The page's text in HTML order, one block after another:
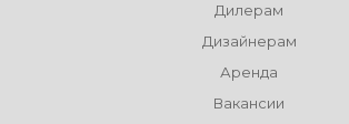
Дилерам
Дизайнерам
Аренда
Вакансии